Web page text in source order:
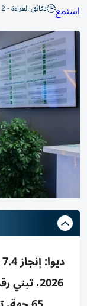
استمع دقائق القراءة - 2